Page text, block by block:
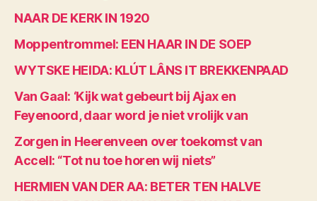
NAAR DE KERK IN 1920
Moppentrommel: EEN HAAR IN DE SOEP
WYTSKE HEIDA: KLÚT LÂNS IT BREKKENPAAD
Van Gaal: ‘Kijk wat gebeurt bij Ajax en
Feyenoord, daar word je niet vrolijk van
Zorgen in Heerenveen over toekomst van
Accell: “Tot nu toe horen wij niets”
HERMIEN VAN DER AA: BETER TEN HALVE